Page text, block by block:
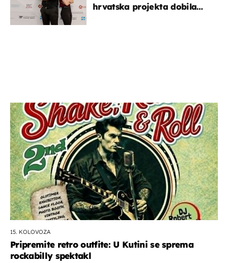
hrvatska projekta dobila
15. KOLOVOZA
Pripremite retro outfite: U Kutini se sprema
rockabilly spektakl